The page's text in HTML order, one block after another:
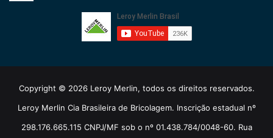
Copyright © 2026 Leroy Merlin, todos os direitos reservados.
Leroy Merlin Cia Brasileira de Bricolagem. Inscrição estadual nº
298.176.665.115 CNPJ/MF sob o nº 01.438.784/0048-60. Rua